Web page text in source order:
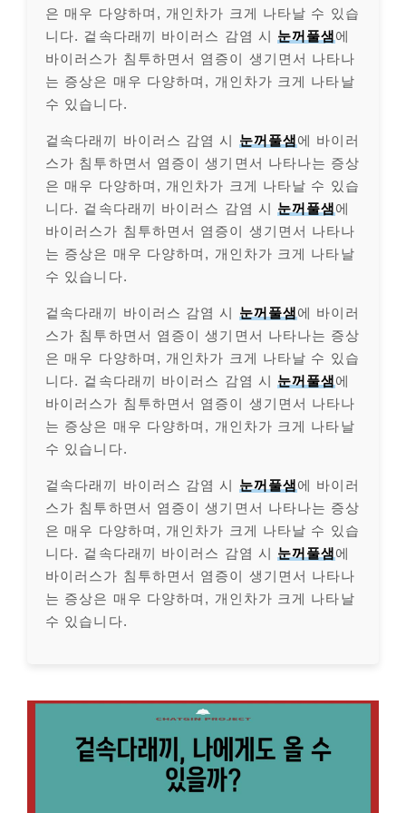
은 매우 다양하며, 개인차가 크게 나타날 수 있습
니다. 겉속다래끼 바이러스 감염 시 눈꺼풀샘 에
바이러스가 침투하면서 염증이 생기면서 나타나
는 증상은 매우 다양하며, 개인차가 크게 나타날
수 있습니다.
겉속다래끼 바이러스 감염 시 눈꺼풀샘 에 바이러
스가 침투하면서 염증이 생기면서 나타나는 증상
은 매우 다양하며, 개인차가 크게 나타날 수 있습
니다. 겉속다래끼 바이러스 감염 시 눈꺼풀샘 에
바이러스가 침투하면서 염증이 생기면서 나타나
는 증상은 매우 다양하며, 개인차가 크게 나타날
수 있습니다.
겉속다래끼 바이러스 감염 시 눈꺼풀샘 에 바이러
스가 침투하면서 염증이 생기면서 나타나는 증상
은 매우 다양하며, 개인차가 크게 나타날 수 있습
니다. 겉속다래끼 바이러스 감염 시 눈꺼풀샘 에
바이러스가 침투하면서 염증이 생기면서 나타나
는 증상은 매우 다양하며, 개인차가 크게 나타날
수 있습니다.
겉속다래끼 바이러스 감염 시 눈꺼풀샘 에 바이러
스가 침투하면서 염증이 생기면서 나타나는 증상
은 매우 다양하며, 개인차가 크게 나타날 수 있습
니다. 겉속다래끼 바이러스 감염 시 눈꺼풀샘 에
바이러스가 침투하면서 염증이 생기면서 나타나
는 증상은 매우 다양하며, 개인차가 크게 나타날
수 있습니다.